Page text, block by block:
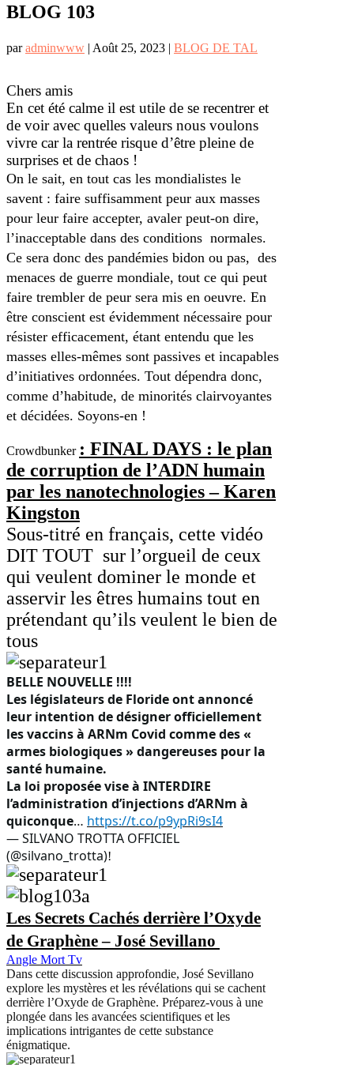
BLOG 103
paradminwww | Août 25, 2023 | BLOG DE TAL
Chers amis
En cet été calme il est utile de se recentrer et
de voir avec quelles valeurs nous voulons
vivre car la rentrée risque d’être pleine de
surprises et de chaos !
On le sait, en tout cas les mondialistes le
savent : faire suffisamment peur aux masses
pour leur faire accepter, avaler peut-on dire,
l’inacceptable dans des conditions normales.
Ce sera donc des pandémies bidon ou pas, des
menaces de guerre mondiale, tout ce qui peut
faire trembler de peur sera mis en oeuvre. En
être conscient est évidemment nécessaire pour
résister efficacement, étant entendu que les
masses elles-mêmes sont passives et incapables
d’initiatives ordonnées. Tout dépendra donc,
comme d’habitude, de minorités clairvoyantes
et décidées. Soyons-en !
Crowdbunker : FINAL DAYS : le plan
de corruption de l’ADN humain
par les nanotechnologies – Karen
Kingston
Sous-titré en français, cette vidéo
DIT TOUT sur l’orgueil de ceux
qui veulent dominer le monde et
asservir les êtres humains tout en
prétendant qu’ils veulent le bien de
tous
BELLE NOUVELLE !!!!
Les législateurs de Floride ont annoncé
leur intention de désigner officiellement
les vaccins à ARNm Covid comme des «
armes biologiques » dangereuses pour la
santé humaine.
La loi proposée vise à INTERDIRE
l’administration d’injections d’ARNm à
quiconque… https://t.co/p9ypRi9sI4
— SILVANO TROTTA OFFICIEL
(@silvano_trotta)!
Les Secrets Cachés derrière l’Oxyde
de Graphène – José Sevillano
Angle Mort Tv
Dans cette discussion approfondie, José Sevillano
explore les mystères et les révélations qui se cachent
derrière l’Oxyde de Graphène. Préparez-vous à une
plongée dans les avancées scientifiques et les
implications intrigantes de cette substance
énigmatique.